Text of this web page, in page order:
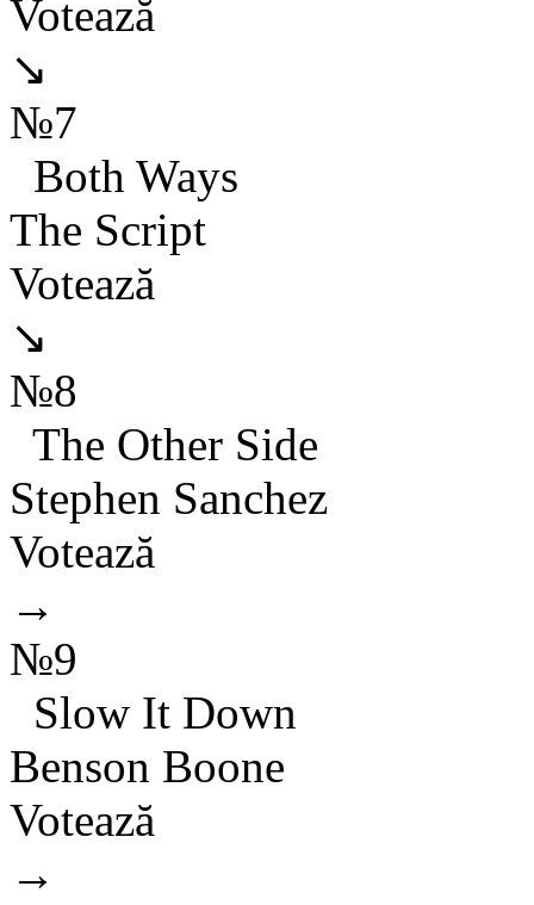
Votează
↘
№7
Both Ways
The Script
Votează
↘
№8
The Other Side
Stephen Sanchez
Votează
→
№9
Slow It Down
Benson Boone
Votează
→